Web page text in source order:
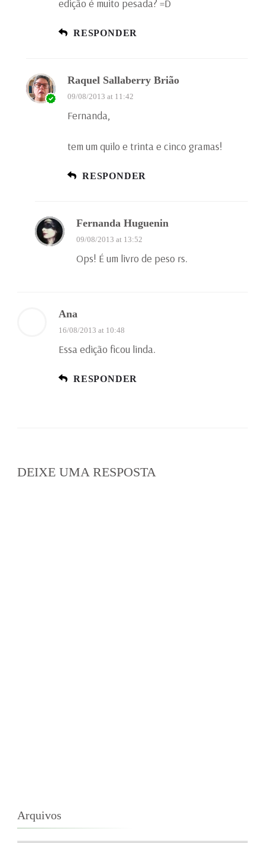
edição é muito pesada? =D
RESPONDER
Raquel Sallaberry Brião
09/08/2013 at 11:42
Fernanda,
tem um quilo e trinta e cinco gramas!
RESPONDER
Fernanda Huguenin
09/08/2013 at 13:52
Ops! É um livro de peso rs.
Ana
16/08/2013 at 10:48
Essa edição ficou linda.
RESPONDER
DEIXE UMA RESPOSTA
Arquivos